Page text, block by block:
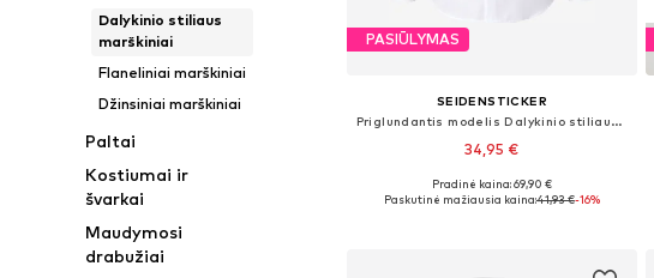
Dalykinio stiliaus
marškiniai
Flaneliniai marškiniai
Džinsiniai marškiniai
Paltai
Kostiumai ir
švarkai
Maudymosi
drabužiai
PASIŪLYMAS
SEIDENSTICKER
Priglundantis modelis Dalykinio stiliaus marškiniai
34,95 €
Yra daugybė dydžių
Pradinė kaina: 69,90 €
Paskutinė mažiausia kaina:41,93 €-16%